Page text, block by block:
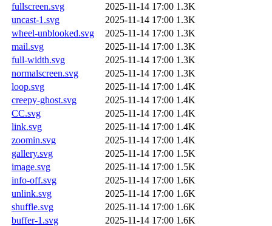
fullscreen.svg
2025-11-14 17:00 1.3K
uncast-1.svg
2025-11-14 17:00 1.3K
wheel-unblooked.svg
2025-11-14 17:00 1.3K
mail.svg
2025-11-14 17:00 1.3K
full-width.svg
2025-11-14 17:00 1.3K
normalscreen.svg
2025-11-14 17:00 1.3K
loop.svg
2025-11-14 17:00 1.4K
creepy-ghost.svg
2025-11-14 17:00 1.4K
CC.svg
2025-11-14 17:00 1.4K
link.svg
2025-11-14 17:00 1.4K
zoomin.svg
2025-11-14 17:00 1.4K
gallery.svg
2025-11-14 17:00 1.5K
image.svg
2025-11-14 17:00 1.5K
info-off.svg
2025-11-14 17:00 1.6K
unlink.svg
2025-11-14 17:00 1.6K
shuffle.svg
2025-11-14 17:00 1.6K
buffer-1.svg
2025-11-14 17:00 1.6K